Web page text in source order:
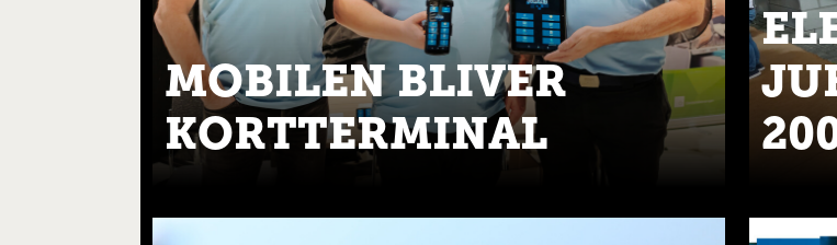
MOBILEN BLIVER
KORTTERMINAL